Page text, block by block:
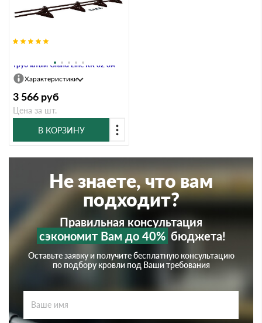
трубчатый Grand Line RR 32 3м
Характеристики
3 566 руб
Цена за шт.
В КОРЗИНУ
Не знаете, что вам
подходит?
Правильная консультация
сэкономит Вам до 40% бюджета!
Оставьте заявку и получите бесплатную консультацию
по подбору кровли под Ваши требования